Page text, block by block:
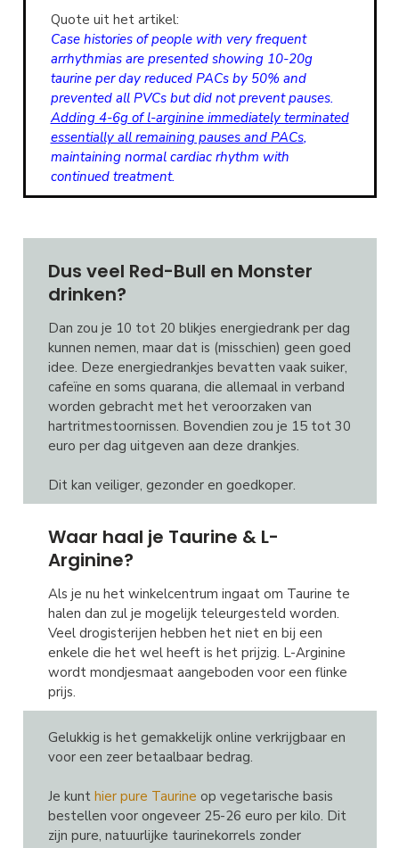
Quote uit het artikel:
Case histories of people with very frequent
arrhythmias are presented showing 10-20g
taurine per day reduced PACs by 50% and
prevented all PVCs but did not prevent pauses.
Adding 4-6g of l-arginine immediately terminated
essentially all remaining pauses and PACs,
maintaining normal cardiac rhythm with
continued treatment.
Dus veel Red-Bull en Monster
drinken?
Dan zou je 10 tot 20 blikjes energiedrank per dag
kunnen nemen, maar dat is (misschien) geen goed
idee. Deze energiedrankjes bevatten vaak suiker,
cafeïne en soms quarana, die allemaal in verband
worden gebracht met het veroorzaken van
hartritmestoornissen. Bovendien zou je 15 tot 30
euro per dag uitgeven aan deze drankjes.
Dit kan veiliger, gezonder en goedkoper.
Waar haal je Taurine & L-
Arginine?
Als je nu het winkelcentrum ingaat om Taurine te
halen dan zul je mogelijk teleurgesteld worden.
Veel drogisterijen hebben het niet en bij een
enkele die het wel heeft is het prijzig. L-Arginine
wordt mondjesmaat aangeboden voor een flinke
prijs.
Gelukkig is het gemakkelijk online verkrijgbaar en
voor een zeer betaalbaar bedrag.
Je kunt hier pure Taurine op vegetarische basis
bestellen voor ongeveer 25-26 euro per kilo. Dit
zijn pure, natuurlijke taurinekorrels zonder